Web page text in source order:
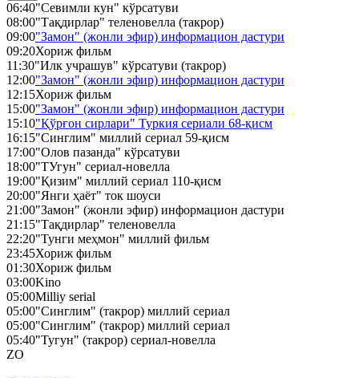
06:40"Севимли кун" кўрсатуви
08:00"Тақдирлар" теленовелла (такрор)
09:00"Замон" (жонли эфир) информацион дастури
09:20Хориж фильм
11:30"Илк учрашув" кўрсатуви (такрор)
12:00"Замон" (жонли эфир) информацион дастури
12:15Хориж фильм
15:00"Замон" (жонли эфир) информацион дастури
15:10"Қўрғон сирлари" Туркия сериали 68-қисм
16:15"Синглим" миллий сериал 59-қисм
17:00"Олов пазанда" кўрсатуви
18:00"ТУгун" сериал-новелла
19:00"Қизим" миллий сериал 110-қисм
20:00"Янги ҳаёт" ток шоуси
21:00"Замон" (жонли эфир) информацион дастури
21:15"Тақдирлар" теленовелла
22:20"Тунги меҳмон" миллий фильм
23:45Хориж фильм
01:30Хориж фильм
03:00Kino
05:00Milliy serial
05:00"Синглим" (такрор) миллий сериал
05:00"Синглим" (такрор) миллий сериал
05:40"Тугун" (такрор) сериал-новелла
ZO